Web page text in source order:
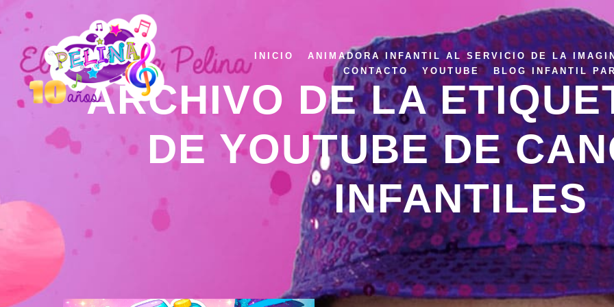
INICIO ANIMADORA INFANTIL AL SERVICIO DE LA
CONTACTO
YOUTUBE BLOG INFANTIL
ARCHIVO DE LA
DE YOUTUBE DE
INFANTILES